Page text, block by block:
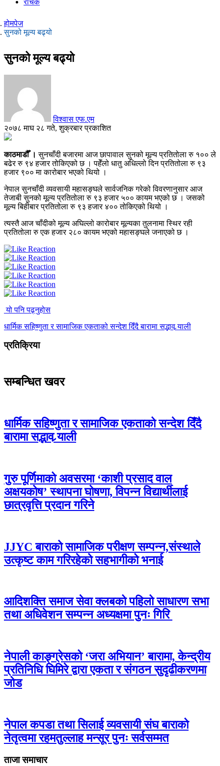
रोचक
होमपेज
सुनको मूल्य बढ्यो
सुनको मूल्य बढ्यो
विश्वास एफ.एम
२०७८ माघ २८ गते, शुक्रबार प्रकाशित
काठमाडौँ ।सुनचाँदी बजारमा आज छापावाल सुनको मूल्य प्रतितोला रु १०० ले
बढेर रु ९४ हजार तोकिएको छ । पहेँलो धातु अधिल्लो दिन प्रतितोला रु ९३
हजार ९०० मा कारोबार भएको थियो ।
नेपाल सुनचाँदी व्यवसायी महासङ्घले सार्वजनिक गरेको विवरणानुसार आज
तेजाबी सुनको मूल्य प्रतितोला रु ९३ हजार ५०० कायम भएको छ । जसको
मूल्य बिहीबार प्रतितोला रु ९३ हजार ४०० तोकिएको थियो ।
त्यस्तै आज चाँदीको मूल्य अघिल्लो कारोबार मूल्यका तुलनामा स्थिर रही
प्रतितोला रु एक हजार २८० कायम भएको महासङ्घले जनाएको छ ।
यो पनि पढ्नुहोस
धार्मिक सहिष्णुता र सामाजिक एकताको सन्देश दिँदै बारामा सद्भाव र्‍याली
प्रतिक्रिया
सम्बन्धित खवर
धार्मिक सहिष्णुता र सामाजिक एकताको सन्देश दिँदै
बारामा सद्भाव र्‍याली
गुरु पूर्णिमाको अवसरमा ‘काशी प्रसाद वाल
अक्षयकोष’ स्थापना घोषणा, विपन्न विद्यार्थीलाई
छात्रवृत्ति प्रदान गरिने
JJYC बाराको सामाजिक परीक्षण सम्पन्न,संस्थाले
उत्कृष्ट काम गरिरहेको सहभागीको भनाई
आदिशक्ति समाज सेवा क्लबको पहिलो साधारण सभा
तथा अधिवेशन सम्पन्न अध्यक्षमा पुनः गिरि
नेपाली काङ्ग्रेसको ‘जरा अभियान’ बारामा, केन्द्रीय
प्रतिनिधि घिमिरे द्वारा एकता र संगठन सुदृढीकरणमा
जोड
नेपाल कपडा तथा सिलाई व्यवसायी संघ बाराको
नेतृत्वमा रहमतुल्लाह मन्सूर पुनः सर्वसम्मत
ताजा समाचार